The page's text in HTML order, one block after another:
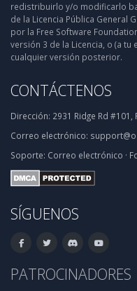
redistribuirlo y/o modificarlo
de la Licencia Pública General
por la Free Software
versión 3 de la Licencia, o (a tu
cualquier versión posterior.
CONTÁCTENOS
Dirección: 2931 Ridge Rd #101,
Correo electrónico:
Soporte: Correo electrónico ·
SÍGUENOS
PATROCINADORES